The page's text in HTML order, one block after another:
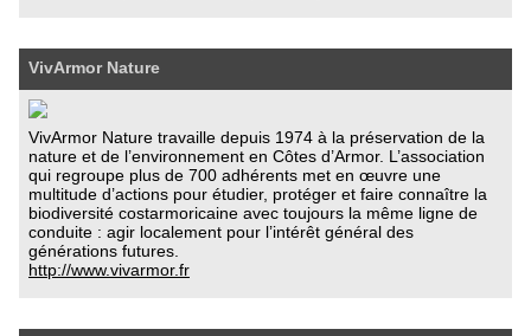
VivArmor Nature
VivArmor Nature travaille depuis 1974 à la préservation de la
nature et de l’environnement en Côtes d’Armor. L’association
qui regroupe plus de 700 adhérents met en œuvre une
multitude d’actions pour étudier, protéger et faire connaître la
biodiversité costarmoricaine avec toujours la même ligne de
conduite : agir localement pour l’intérêt général des
générations futures.
http://www.vivarmor.fr